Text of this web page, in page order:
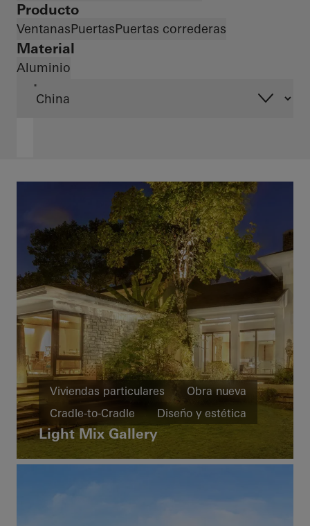
Producto
VentanasPuertasPuertas correderas
Material
Aluminio
*
Viviendas particulares
Obra nueva
Cradle-to-Cradle
Diseño y estética
Ventanas
Puertas
Puertas correderas
China
Light Mix Gallery